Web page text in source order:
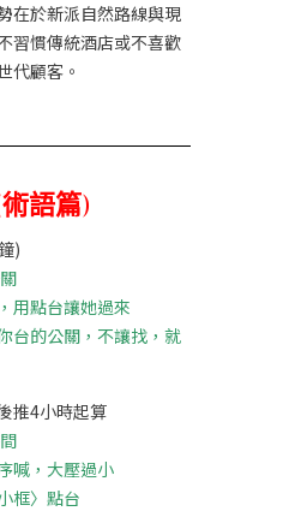
在於新派自然路線與現
習慣傳統酒店或不喜歡
代顧客。
語篇)
)
用點台讓她過來
台的公關，不讓找，就
推4小時起算
喊，大壓過小
框〉點台